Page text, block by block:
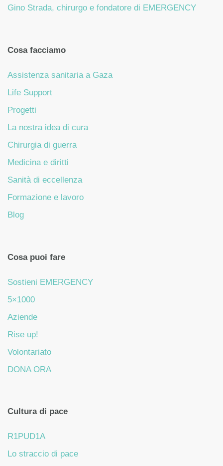
Gino Strada, chirurgo e fondatore di EMERGENCY
Cosa facciamo
Assistenza sanitaria a Gaza
Life Support
Progetti
La nostra idea di cura
Chirurgia di guerra
Medicina e diritti
Sanità di eccellenza
Formazione e lavoro
Blog
Cosa puoi fare
Sostieni EMERGENCY
5×1000
Aziende
Rise up!
Volontariato
DONA ORA
Cultura di pace
R1PUD1A
Lo straccio di pace